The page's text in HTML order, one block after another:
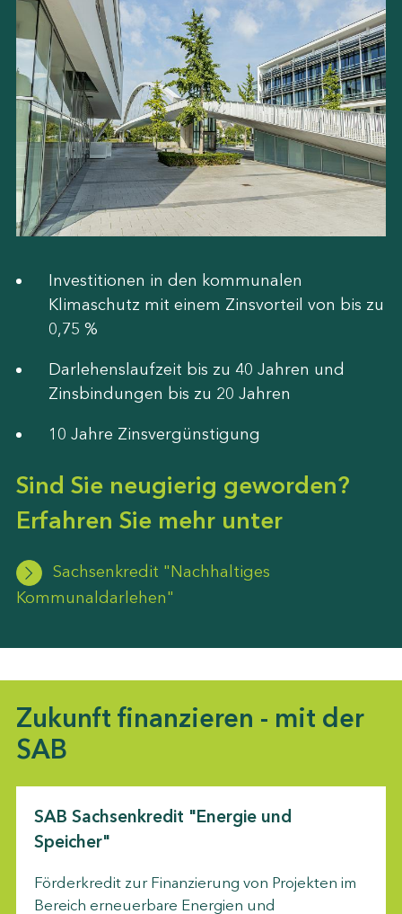
Investitionen in den kommunalen
Klimaschutz mit einem Zinsvorteil von bis zu
0,75 %
Darlehenslaufzeit bis zu 40 Jahren und
Zinsbindungen bis zu 20 Jahren
10 Jahre Zinsvergünstigung
Sind Sie neugierig geworden?
Erfahren Sie mehr unter
Sachsenkredit "Nachhaltiges
Kommunaldarlehen"
Zukunft finanzieren - mit der
SAB
SAB Sachsenkredit "Energie und
Speicher"
Förderkredit zur Finanzierung von Projekten im
Bereich erneuerbare Energien und